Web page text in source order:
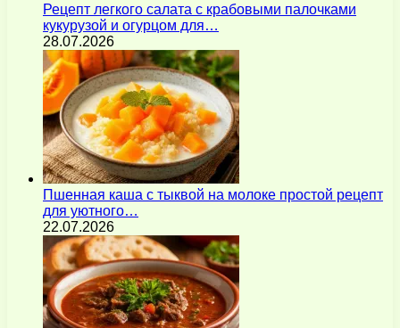
Рецепт легкого салата с крабовыми палочками
кукурузой и огурцом для…
28.07.2026
Пшенная каша с тыквой на молоке простой рецепт
для уютного…
22.07.2026